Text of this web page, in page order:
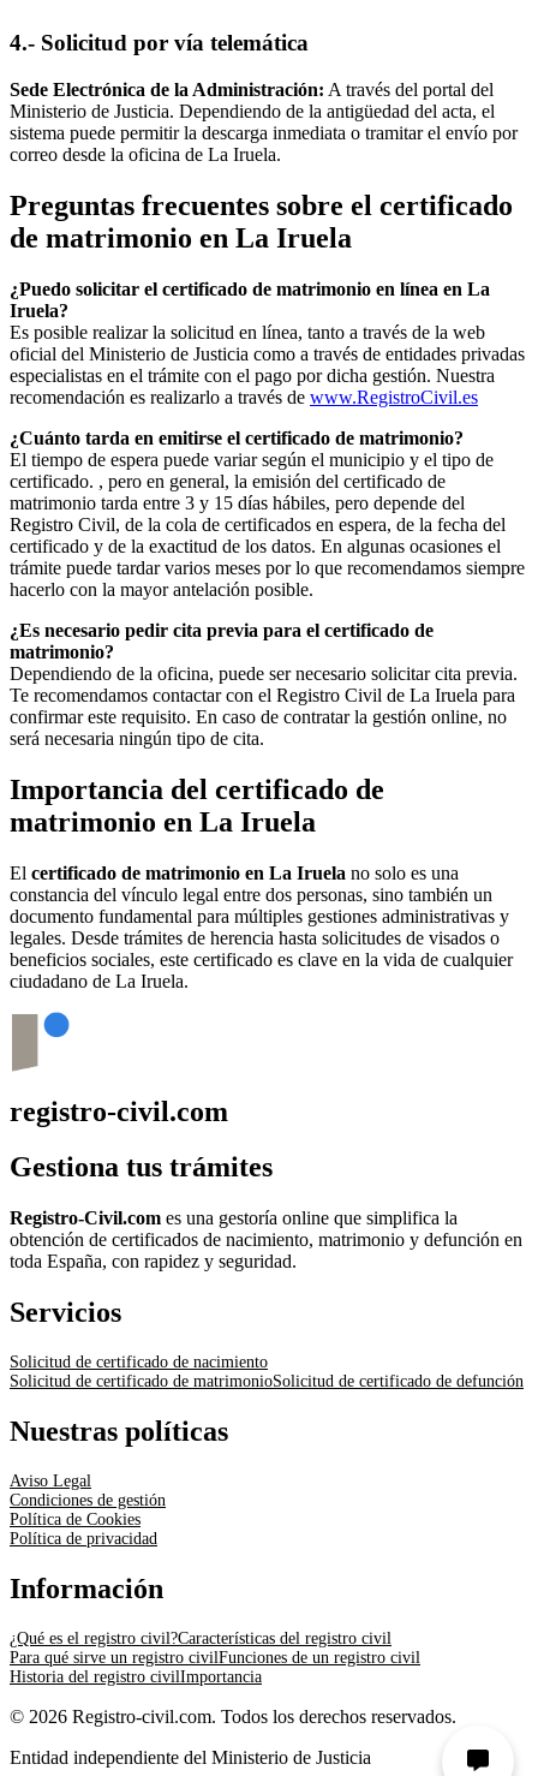
4.- Solicitud por vía telemática
Sede Electrónica de la Administración: A través del portal del
Ministerio de Justicia. Dependiendo de la antigüedad del acta, el
sistema puede permitir la descarga inmediata o tramitar el envío por
correo desde la oficina de La Iruela.
Preguntas frecuentes sobre el certificado
de matrimonio en La Iruela
¿Puedo solicitar el certificado de matrimonio en línea en La
Iruela?
Es posible realizar la solicitud en línea, tanto a través de la web
oficial del Ministerio de Justicia como a través de entidades privadas
especialistas en el trámite con el pago por dicha gestión. Nuestra
recomendación es realizarlo a través de www.RegistroCivil.es
¿Cuánto tarda en emitirse el certificado de matrimonio?
El tiempo de espera puede variar según el municipio y el tipo de
certificado. , pero en general, la emisión del certificado de
matrimonio tarda entre 3 y 15 días hábiles, pero depende del
Registro Civil, de la cola de certificados en espera, de la fecha del
certificado y de la exactitud de los datos. En algunas ocasiones el
trámite puede tardar varios meses por lo que recomendamos siempre
hacerlo con la mayor antelación posible.
¿Es necesario pedir cita previa para el certificado de
matrimonio?
Dependiendo de la oficina, puede ser necesario solicitar cita previa.
Te recomendamos contactar con el Registro Civil de La Iruela para
confirmar este requisito. En caso de contratar la gestión online, no
será necesaria ningún tipo de cita.
Importancia del certificado de
matrimonio en La Iruela
El certificado de matrimonio en La Iruela no solo es una
constancia del vínculo legal entre dos personas, sino también un
documento fundamental para múltiples gestiones administrativas y
legales. Desde trámites de herencia hasta solicitudes de visados o
beneficios sociales, este certificado es clave en la vida de cualquier
ciudadano de La Iruela.
registro-civil.com
Gestiona tus trámites
Registro-Civil.com es una gestoría online que simplifica la
obtención de certificados de nacimiento, matrimonio y defunción en
toda España, con rapidez y seguridad.
Servicios
Solicitud de certificado de nacimiento
Solicitud de certificado de matrimonioSolicitud de certificado de defunción
Nuestras políticas
Aviso Legal
Condiciones de gestión
Política de Cookies
Política de privacidad
Información
¿Qué es el registro civil?Características del registro civil
Para qué sirve un registro civilFunciones de un registro civil
Historia del registro civilImportancia
© 2026 Registro-civil.com. Todos los derechos reservados.
Entidad independiente del Ministerio de Justicia